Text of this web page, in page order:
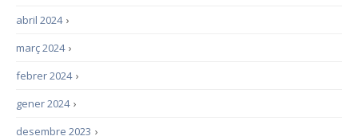
›
abril 2024
›
març 2024
›
febrer 2024
›
gener 2024
›
desembre 2023